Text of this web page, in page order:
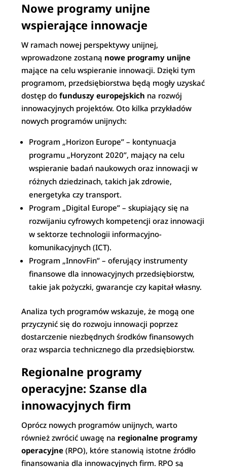
Nowe programy unijne
wspierające innowacje
W ramach nowej perspektywy unijnej,
wprowadzone zostaną nowe programy unijne
mające na celu wspieranie innowacji. Dzięki tym
programom, przedsiębiorstwa będą mogły uzyskać
dostęp dofunduszy europejskich na rozwój
innowacyjnych projektów. Oto kilka przykładów
nowych programów unijnych:
Program „Horizon Europe” – kontynuacja
programu „Horyzont 2020”, mający na celu
wspieranie badań naukowych oraz innowacji w
różnych dziedzinach, takich jak zdrowie,
energetyka czy transport.
Program „Digital Europe” – skupiający się na
rozwijaniu cyfrowych kompetencji oraz innowacji
w sektorze technologii informacyjno-
komunikacyjnych (ICT).
Program „InnovFin” – oferujący instrumenty
finansowe dla innowacyjnych przedsiębiorstw,
takie jak pożyczki, gwarancje czy kapitał własny.
Analiza tych programów wskazuje, że mogą one
przyczynić się do rozwoju innowacji poprzez
dostarczenie niezbędnych środków finansowych
oraz wsparcia technicznego dla przedsiębiorstw.
Regionalne programy
operacyjne: Szanse dla
innowacyjnych firm
Oprócz nowych programów unijnych, warto
również zwrócić uwagę na regionalne programy
operacyjne (RPO), które stanowią istotne źródło
finansowania dla innowacyjnych firm. RPO są